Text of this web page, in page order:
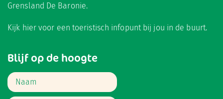
Grensland De Baronie.
Kijk hiervoor een toeristisch infopunt bij jou in de buurt.
Blijf op de hoogte